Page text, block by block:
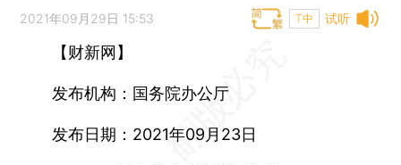
试听
2021年09月29日 15:53 T中
【财新网】
发布机构：国务院办公厅
发布日期：2021年09月23日